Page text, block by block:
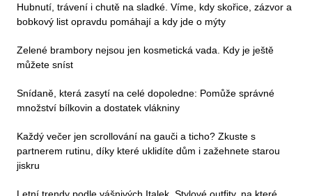
Hubnutí, trávení i chutě na sladké. Víme, kdy skořice, zázvor a
bobkový list opravdu pomáhají a kdy jde o mýty
Zelené brambory nejsou jen kosmetická vada. Kdy je ještě
můžete sníst
Snídaně, která zasytí na celé dopoledne: Pomůže správné
množství bílkovin a dostatek vlákniny
Každý večer jen scrollování na gauči a ticho? Zkuste s
partnerem rutinu, díky které uklidíte dům i zažehnete starou
jiskru